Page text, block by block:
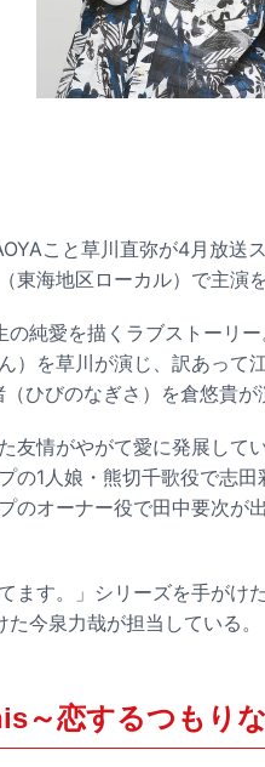
こと草川直弥が4月放送
東海地区ローカル）で主演
純愛を描くラブストーリ
）を草川が演じ、訳あって
ひびのなぎさ）を倉悠貴が
友情がやがて愛に発展して
の1人娘・熊切千歌役で志
のオーナー役で田中要次が
ます。」シリーズを手がけ
今泉力哉が担当している。
～恋するつもり